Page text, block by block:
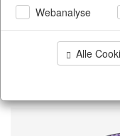
Webanalyse
Alle